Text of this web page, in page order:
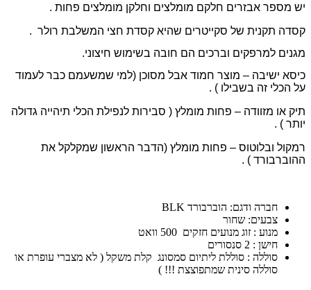
יש מספר אבזרים חלקם מומלצים וחלקן מומלצים פחות .
קסדה תקנית של סקייטרים שהיא קסדת חצי המשלבת רולר .
מגנים למרפקים וברכים הם חובה בשימוש חיצוני.
כיסא ישיבה – מוצר חמוד אבל מסוכן (למי שמשעמם כבר לעמוד
על הכלי זה בשבילו ) .
תיק או מזוודה – פחות מומלץ ( סבירות לנפילת הכלי תיהייה גדולה
יותר ) .
רמקול ובלוטוס – פחות מומלץ (הדבר הראשון שמקלקל את
ההוברבורד ) .
חברה ודגם: הוברבורד BLK
צבעים: שחור
מנוע : זוג מנועים חזקים 500 וואט
חישן : 2 סנסורים
סוללה : סוללת ליתיום סמסונג קלת משקל ( לא מצברי עופרת או
סוללה סינית שמתפוצצת !!! )